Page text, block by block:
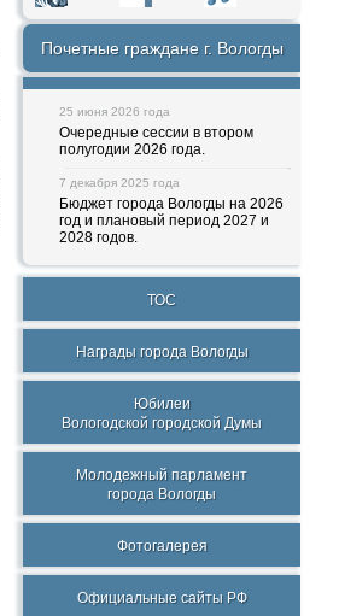
Почетные граждане г. Вологды
25 июня 2026 года
Очередные сессии в втором
полугодии 2026 года.
7 декабря 2025 года
Бюджет города Вологды на 2026
год и плановый период 2027 и
2028 годов.
ТОС
Награды города Вологды
Юбилеи
Вологодской городской Думы
Молодежный парламент
города Вологды
Фотогалерея
Официальные сайты РФ